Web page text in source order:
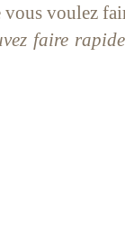
vous voulez
faire